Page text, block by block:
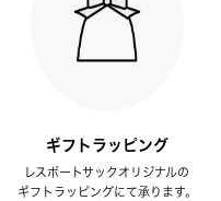
ギフトラッピング
レスポートサックオリジナルの
ギフトラッピングにて承ります。